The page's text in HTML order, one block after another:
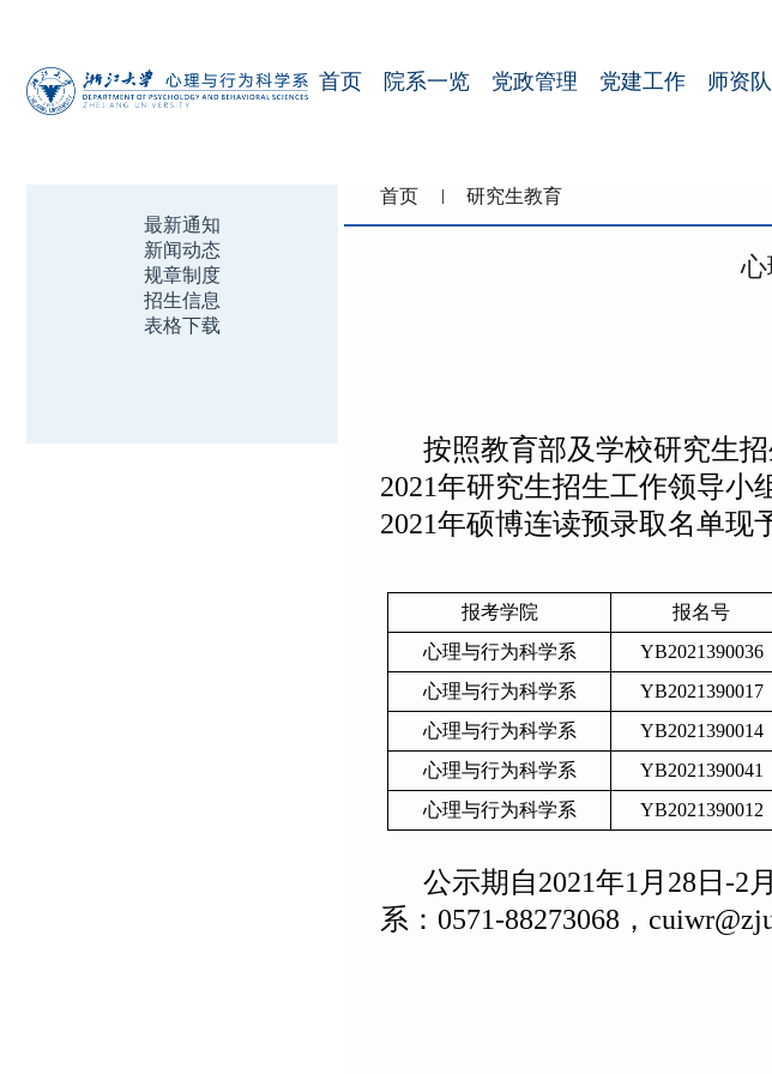
首页 院系一览 党政管理 党建工作 师资
最新通知
新闻动态
规章制度
招生信息
表格下载
首页 研究生教育
心
按照教育部及学校研究生
2021年研究生招生工作领导
2021年硕博连读预录取名单现
报考学院 报名号
心理与行为科学系
YB2021390036
心理与行为科学系
YB2021390017
心理与行为科学系
YB2021390014
心理与行为科学系
YB2021390041
心理与行为科学系
YB2021390012
公示期自2021年1月28 日 -2
系： 0571-88273068，
心理与
2021年